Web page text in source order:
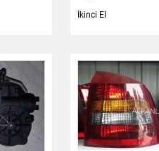
İkinci El